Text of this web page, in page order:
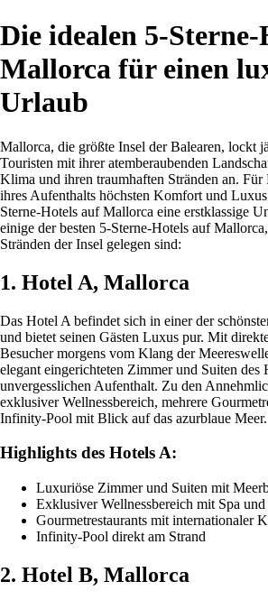
Die idealen 5-
Mallorca für einen
Urlaub
Mallorca, die größte Insel der Balearen, lockt
Touristen mit ihrer atemberaubenden
Klima und ihren traumhaften Stränden an. Für
ihres Aufenthalts höchsten Komfort und
Sterne-Hotels auf Mallorca eine erstklassige
einige der besten 5-Sterne-Hotels auf
Stränden der Insel gelegen sind:
1. Hotel A, Mallorca
Das Hotel A befindet sich in einer der
und bietet seinen Gästen Luxus pur. Mit
Besucher morgens vom Klang der
elegant eingerichteten Zimmer und Suiten des
unvergesslichen Aufenthalt. Zu den
exklusiver Wellnessbereich, mehrere
Infinity-Pool mit Blick auf das azurblaue Meer.
Highlights des Hotels A:
Luxuriöse Zimmer und Suiten mit
Exklusiver Wellnessbereich mit Spa und
Gourmetrestaurants mit internationaler
Infinity-Pool direkt am Strand
2. Hotel B, Mallorca